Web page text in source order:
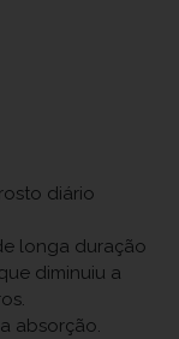
diário
longa duração
diminuiu a
absorção.